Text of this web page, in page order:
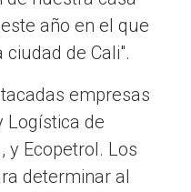
año en el que
ciudad de Cali".
empresas
Logística de
y Ecopetrol. Los
determinar al